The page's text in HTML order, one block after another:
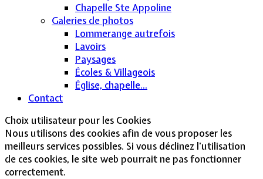
Chapelle Ste Appoline
Galeries de photos
Lommerange autrefois
Lavoirs
Paysages
Écoles & Villageois
Église, chapelle...
Contact
Choix utilisateur pour les Cookies
Nous utilisons des cookies afin de vous proposer les
meilleurs services possibles. Si vous déclinez l'utilisation
de ces cookies, le site web pourrait ne pas fonctionner
correctement.